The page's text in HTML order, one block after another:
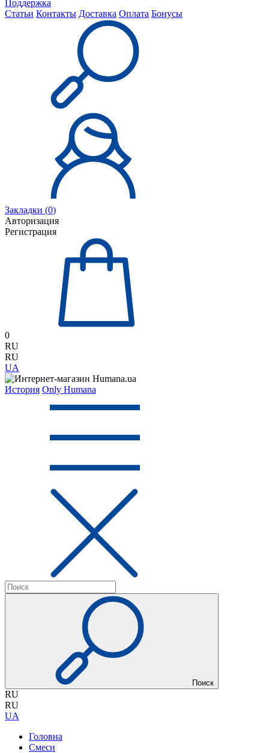
Поддержка
Статьи Контакты Доставка Оплата Бонусы
Закладки (0)
Авторизация
Регистрация
0
RU
RU
UA
История Only Humana
Поиск
RU
RU
UA
Головна
Смеси